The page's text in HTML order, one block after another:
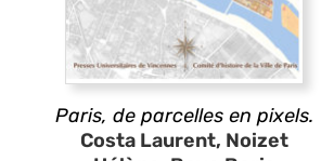
Paris, de parcelles en pixels.
Costa Laurent, Noizet